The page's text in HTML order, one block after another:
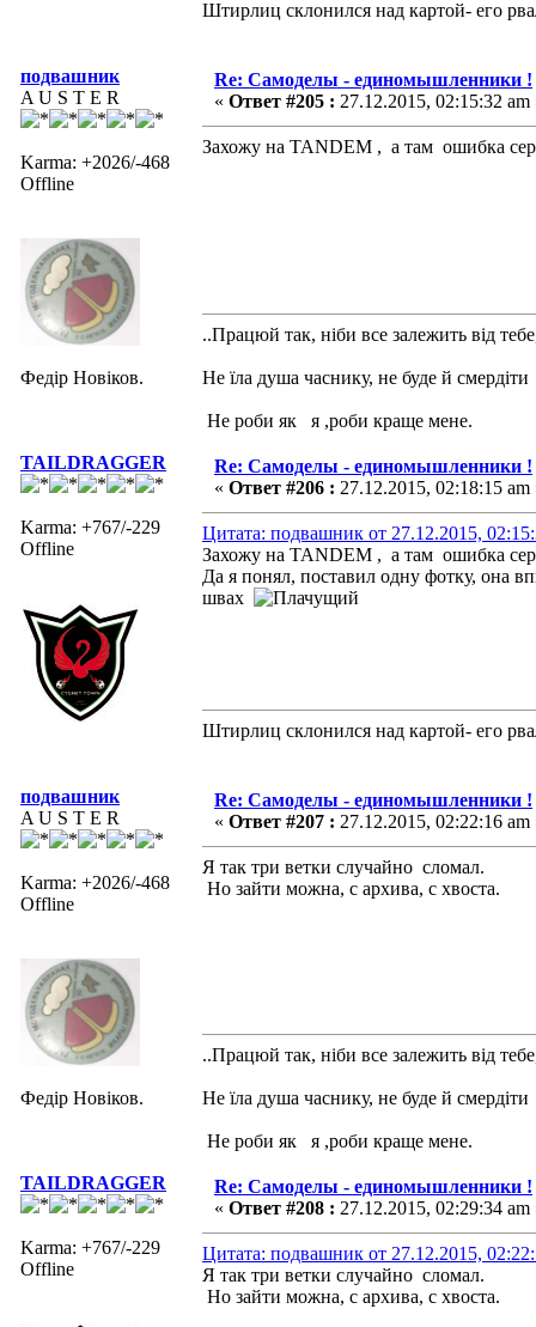
Штирлиц склонился над картой- его
подвашник
A U S T E R
Karma: +2026/-468
Offline
Федір Новіков.
Re: Самоделы - единомышленники !
« Ответ #205 : 27.12.2015, 02:15:32 am
Захожу на TANDEМ , а там ошибка
..Працюй так, ніби все залежить від
Не їла душа часнику, не буде й смердіти
Не роби як я ,роби краще мене.
TAILDRAGGER
Karma: +767/-229
Offline
Re: Самоделы - единомышленники !
« Ответ #206 : 27.12.2015, 02:18:15 am
Цитата: подвашник от 27.12.2015,
Захожу на TANDEМ , а там ошибка
Да я понял, поставил одну фотку, она
швах
Штирлиц склонился над картой- его
подвашник
A U S T E R
Karma: +2026/-468
Offline
Федір Новіков.
Re: Самоделы - единомышленники !
« Ответ #207 : 27.12.2015, 02:22:16 am
Я так три ветки случайно сломал.
Но зайти можна, с архива, с хвоста.
..Працюй так, ніби все залежить від
Не їла душа часнику, не буде й смердіти
Не роби як я ,роби краще мене.
TAILDRAGGER
Karma: +767/-229
Offline
Re: Самоделы - единомышленники !
« Ответ #208 : 27.12.2015, 02:29:34 am
Цитата: подвашник от 27.12.2015,
Я так три ветки случайно сломал.
Но зайти можна, с архива, с хвоста.